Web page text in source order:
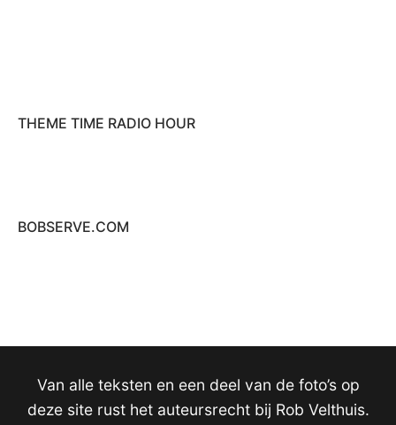
THEME TIME RADIO HOUR
BOBSERVE.COM
Van alle teksten en een deel van de foto’s op
deze site rust het auteursrecht bij Rob Velthuis.